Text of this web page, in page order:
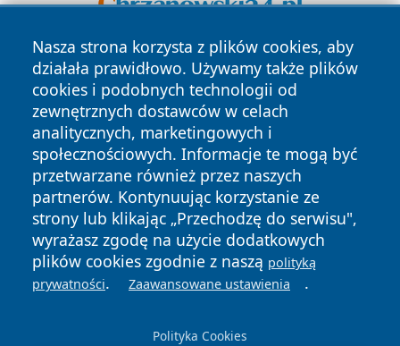
Nasza strona korzysta z plików cookies, aby
działała prawidłowo. Używamy także plików
cookies i podobnych technologii od
zewnętrznych dostawców w celach
analitycznych, marketingowych i
społecznościowych. Informacje te mogą być
przetwarzane również przez naszych
partnerów. Kontynuując korzystanie ze
strony lub klikając „Przechodzę do serwisu",
wyrażasz zgodę na użycie dodatkowych
plików cookies zgodnie z naszą polityką
prywatności. Zaawansowane ustawienia .
Polityka Cookies
Copyright © 2026 mojzgierz.pl Wszystkie prawa zastrzeżone.
News Autorzy
Polityka
Prywatności
Polityka
Cookies